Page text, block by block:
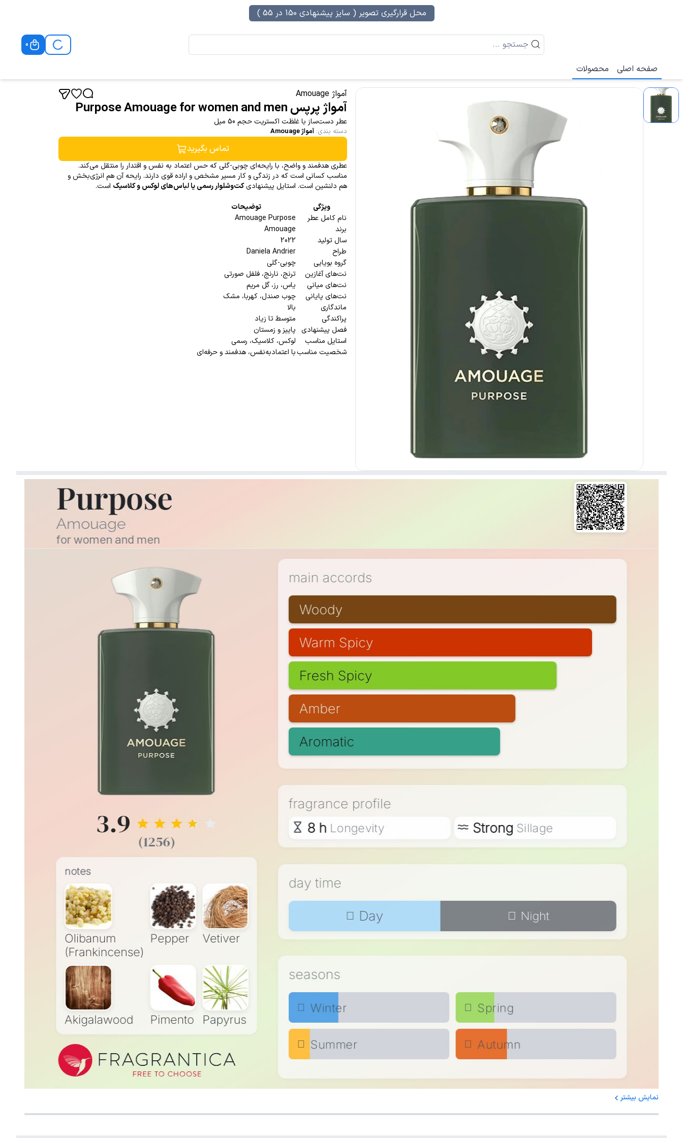
محل قرارگیری تصویر ( سایز پیشنهادی 150 در 55 )
0
صفحه اصلی محصولات
آمواژ Amouage
آمواژ پرپس Purpose Amouage for women and men
عطر دست‌ساز با غلظت اکستریت حجم 50 میل
دسته بندی: آمواژ Amouage
تماس بگیرید
عطری هدفمند و واضح، با رایحه‌ای چوبی-گلی که حس اعتماد به نفس و اقتدار را منتقل می‌کند.
مناسب کسانی است که در زندگی و کار مسیر مشخص و اراده قوی دارند. رایحه آن هم انرژی‌بخش و
هم دلنشین است. استایل پیشنهادیکت‌وشلوار رسمی یا لباس‌های لوکس و کلاسیک است.
ویژگی
توضیحات
نام کامل عطر
Amouage Purpose
برند
Amouage
سال تولید
2022
طراح
Daniela Andrier
گروه بویایی
چوبی-گلی
نت‌های آغازین
ترنج، نارنج، فلفل صورتی
نت‌های میانی
یاس، رز، گل مریم
نت‌های پایانی
چوب صندل، کهربا، مشک
ماندگاری
بالا
پراکندگی
متوسط تا زیاد
فصل پیشنهادی پاییز و زمستان
استایل مناسب
لوکس، کلاسیک، رسمی
شخصیت مناسببا اعتمادبه‌نفس، هدفمند و حرفه‌ای
نمایش بیشتر